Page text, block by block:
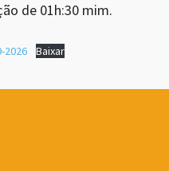
de 01h:30 mim.
2026 Baixar